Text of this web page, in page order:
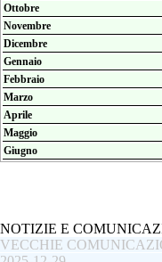
Ottobre
Novembre
Dicembre
Gennaio
Febbraio
Marzo
Aprile
Maggio
Giugno
NOTIZIE E
VECCHIE